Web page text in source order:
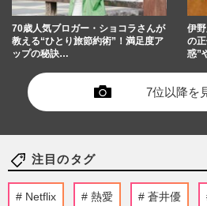
70歳人気ブロガー・ショコラさんが
教える“ひとり旅節約術”！満足度ア
ップの秘訣…
伊
の
惑”
7位以降を
注目のタグ
Netflix 熱愛 蒼井優